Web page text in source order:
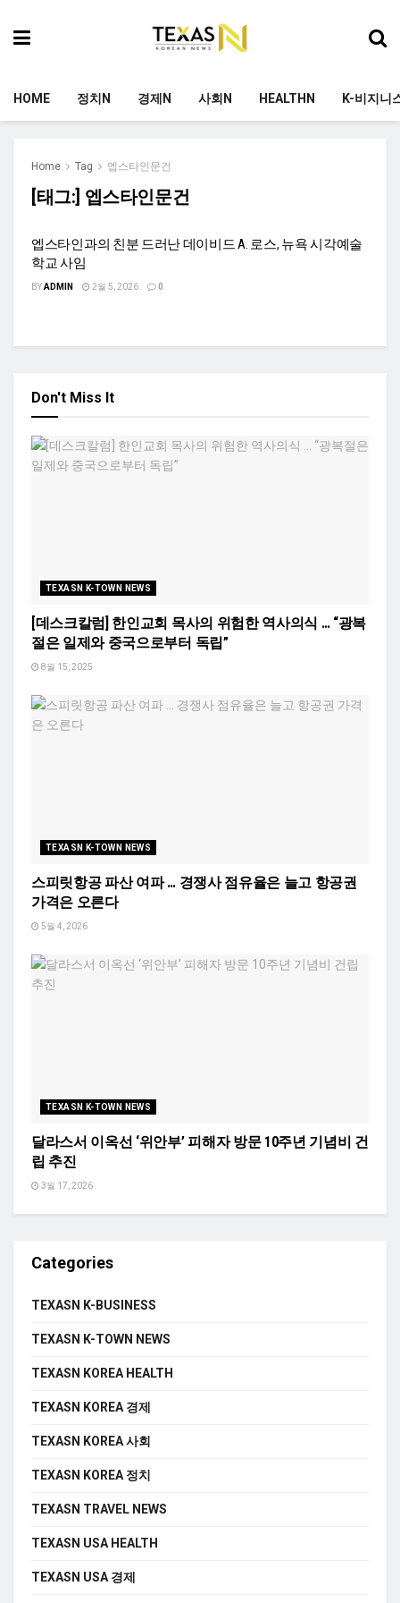
HOME 정치N 경제N 사회N HEALTHN K-비지니
Home Tag 엡스타인문건
[태그:] 엡스타인문건
엡스타인과의 친분 드러난 데이비드 A. 로스, 뉴욕 시각예술
학교 사임
BYADMIN 2월 5, 2026 0
Don't Miss It
TEXASN K-TOWN NEWS
[데스크칼럼] 한인교회 목사의 위험한 역사의식 … “광복
절은 일제와 중국으로부터 독립”
8월 15, 2025
TEXASN K-TOWN NEWS
스피릿항공 파산 여파 … 경쟁사 점유율은 늘고 항공권
가격은 오른다
5월 4, 2026
TEXASN K-TOWN NEWS
달라스서 이옥선 ‘위안부’ 피해자 방문 10주년 기념비 건
립 추진
3월 17, 2026
Categories
TEXASN K-BUSINESS
TEXASN K-TOWN NEWS
TEXASN KOREA HEALTH
TEXASN KOREA 경제
TEXASN KOREA 사회
TEXASN KOREA 정치
TEXASN TRAVEL NEWS
TEXASN USA HEALTH
TEXASN USA 경제